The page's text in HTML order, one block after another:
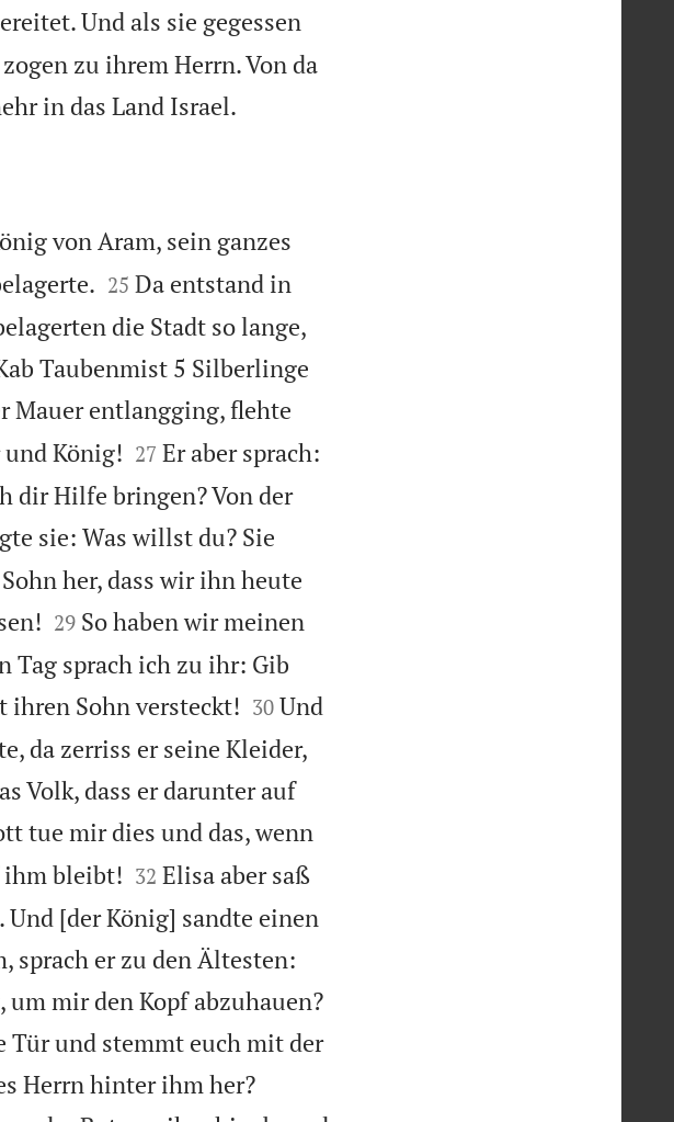
Und als sie gegessen
zu ihrem Herrn. Von da
in das Land Israel.
von Aram, sein ganzes

25 Da entstand in
die Stadt so lange,
Taubenmist 5 Silberlinge
Mauer entlangging, flehte
König!
27 Er aber sprach:
dir Hilfe bringen? Von der
sie: Was willst du? Sie
her, dass wir ihn heute

29 So haben wir meinen
Tag sprach ich zu ihr: Gib
ihren Sohn versteckt!
30 Und
da zerriss er seine Kleider,
Volk, dass er darunter auf
tue mir dies und das, wenn
ihm bleibt!
32 Elisa aber saß
[der König] sandte einen
sprach er zu den Ältesten:
mir den Kopf abzuhauen?
Tür und stemmt euch mit der
Herrn hinter ihm her?